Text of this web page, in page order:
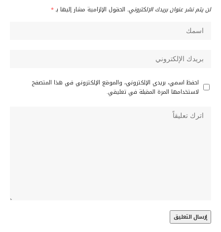
لن يتم نشر عنوان بريدك الإلكتروني. الحقول الإلزامية مشار إليها بـ*
احفظ اسمي، بريدي الإلكتروني، والموقع الإلكتروني في هذا المتصفح
لاستخدامها المرة المقبلة في تعليقي.